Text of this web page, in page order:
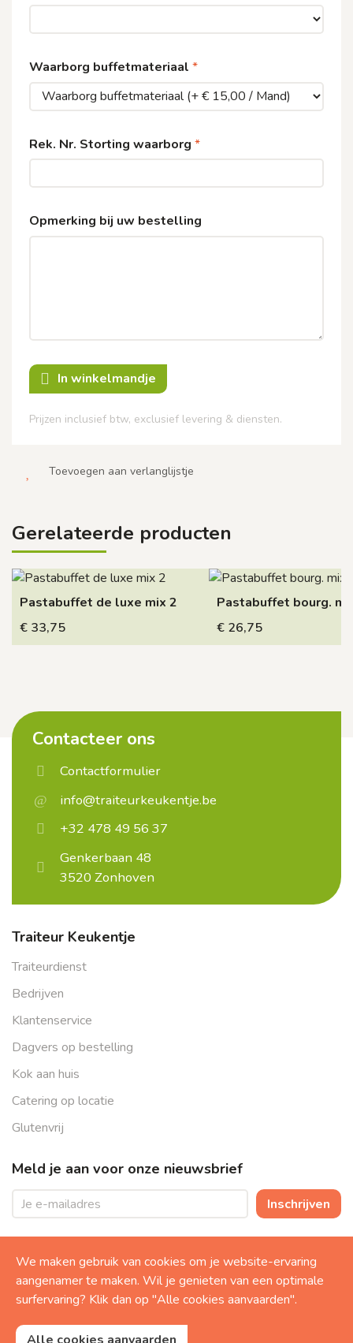
Waarborg buffetmateriaal
Rek. Nr. Storting waarborg
Opmerking bij uw bestelling
In winkelmandje
Prijzen inclusief btw, exclusief levering & diensten.
Toevoegen aan verlanglijstje
Gerelateerde producten
Pastabuffet de luxe mix 2
€ 33,75
Pastabuffet bourg.
€ 26,75
Contacteer ons
Contactformulier
info@traiteurkeukentje.be
+32 478 49 56 37
Genkerbaan 48
3520 Zonhoven
Traiteur Keukentje
Traiteurdienst
Bedrijven
Klantenservice
Dagvers op bestelling
Kok aan huis
Catering op locatie
Glutenvrij
Meld je aan voor onze nieuwsbrief
Inschrijven
We maken gebruik van cookies om je website-ervaring
aangenamer te maken. Wil je genieten van een optimale
surfervaring? Klik dan op "Alle cookies aanvaarden".
Alle cookies aanvaarden